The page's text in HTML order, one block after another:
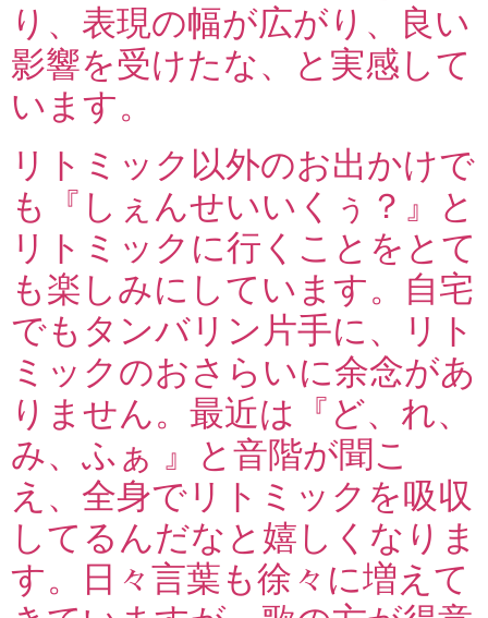
り、表現の幅が広がり、良い
影響を受けたな、と実感して
います。
リトミック以外のお出かけで
も『しぇんせいいくぅ？』と
リトミックに行くことをとて
も楽しみにしています。自宅
でもタンバリン片手に、リト
ミックのおさらいに余念があ
りません。最近は『ど、れ、
み、ふぁ 』と音階が聞こ
え、全身でリトミックを吸収
してるんだなと嬉しくなりま
す。日々言葉も徐々に増えて